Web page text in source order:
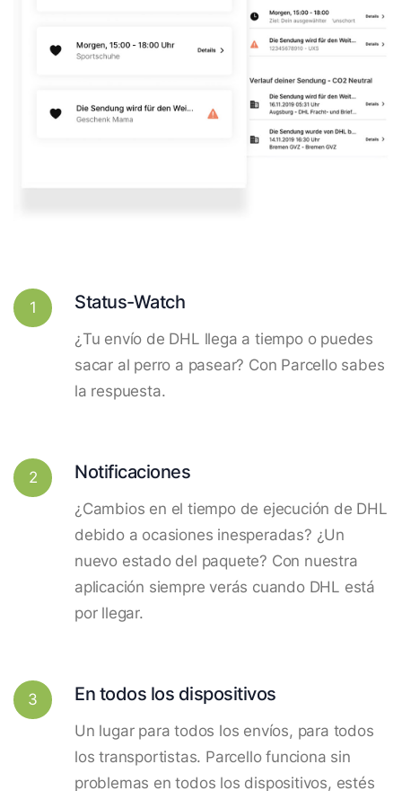
1 Status-Watch
¿Tu envío de DHL llega a tiempo o puedes
sacar al perro a pasear? Con Parcello sabes
la respuesta.
2 Notificaciones
¿Cambios en el tiempo de ejecución de DHL
debido a ocasiones inesperadas? ¿Un
nuevo estado del paquete? Con nuestra
aplicación siempre verás cuando DHL está
por llegar.
3 En todos los dispositivos
Un lugar para todos los envíos, para todos
los transportistas. Parcello funciona sin
problemas en todos los dispositivos, estés